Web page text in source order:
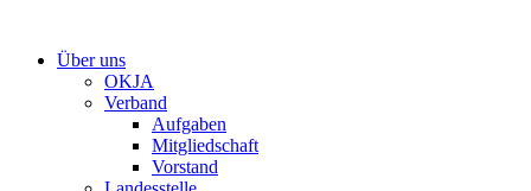
springenÜber uns
OKJA
Verband
Aufgaben
Mitgliedschaft
Vorstand